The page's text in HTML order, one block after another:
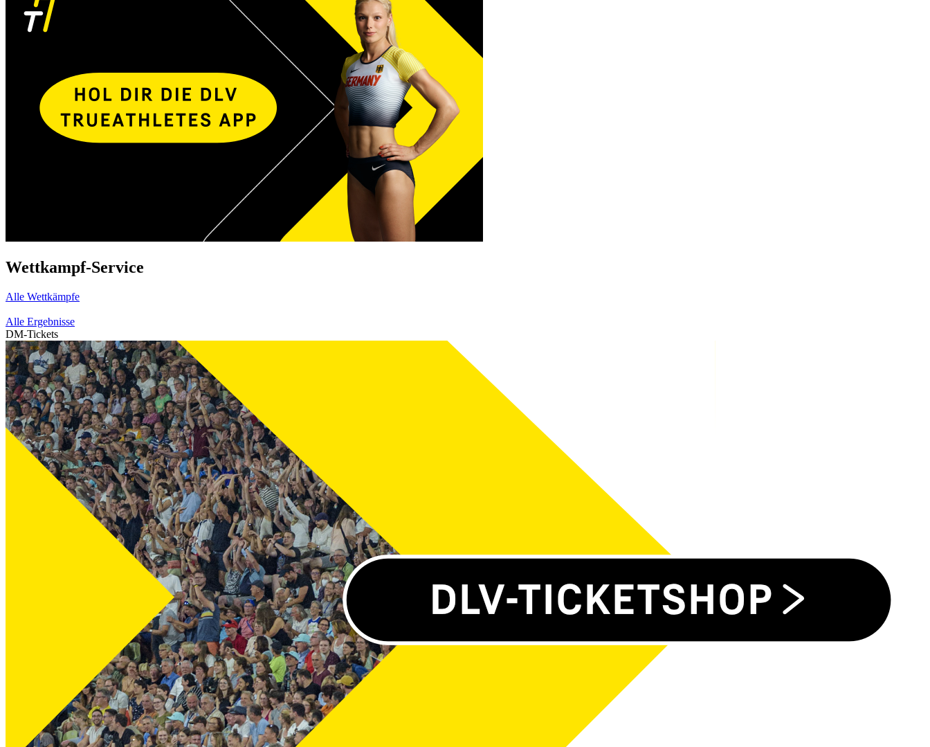
Wettkampf-Service
Alle Wettkämpfe
Alle Ergebnisse
DM-Tickets